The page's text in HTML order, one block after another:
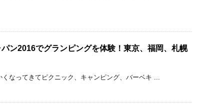
ン2016でグランピングを体験！東京、福岡、札幌
なってきてピクニック、キャンピング、バーベキ ...